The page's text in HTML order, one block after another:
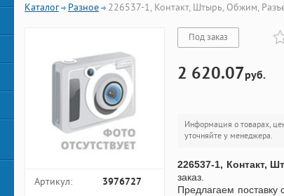
Каталог Разное 226537-1, Контакт, Штырь, Обжим,
Под заказ
2 620.07руб.
Информация о товарах,
уточняйте у менеджера.
226537-1, Контакт,
заказ.
Предлагаем поставку
Артикул: 3976727